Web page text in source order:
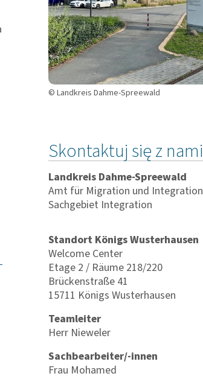
© Landkreis Dahme-Spreewald
Skontaktuj się z nami
Landkreis Dahme-Spreewald
Amt für Migration und Integration
Sachgebiet Integration
Standort Königs Wusterhausen
Welcome Center
Etage 2 / Räume 218/220
Brückenstraße 41
15711 Königs Wusterhausen
Teamleiter
Herr Nieweler
Sachbearbeiter/-innen
Frau Mohamed